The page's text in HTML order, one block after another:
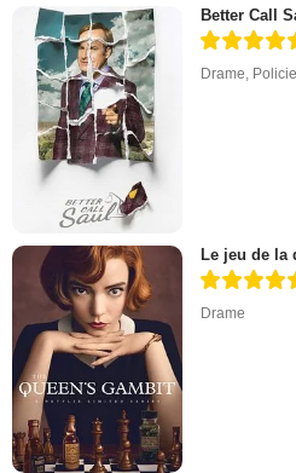
Better Call
Drame
Le jeu de la
Drame